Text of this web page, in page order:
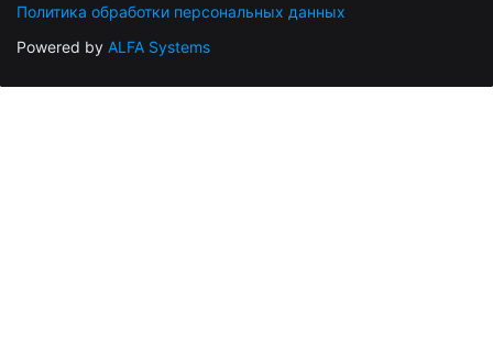
Политика обработки персональных данных
Powered by ALFA Systems